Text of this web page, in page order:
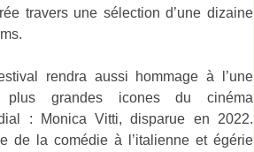
travers une sélection d’une dizaine
rendra aussi hommage à l’une
plus grandes icones du cinéma
: Monica Vitti, disparue en 2022.
de la comédie à l’italienne et égérie